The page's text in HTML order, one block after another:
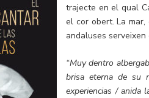
trajecte en el qual
el cor obert. La
andaluses
“Muy dentro
brisa eterna de su
experiencias / anida